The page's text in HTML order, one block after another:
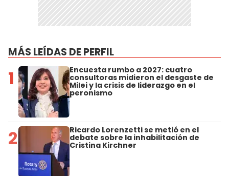
MÁS LEÍDAS DE PERFIL
1 Encuesta rumbo a 2027: cuatro
consultoras midieron el desgaste de
Milei y la crisis de liderazgo en el
peronismo
2 Ricardo Lorenzetti se metió en el
debate sobre la inhabilitación de
Cristina Kirchner